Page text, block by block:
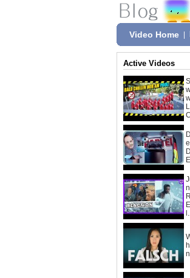
Video Home
Active Videos
n